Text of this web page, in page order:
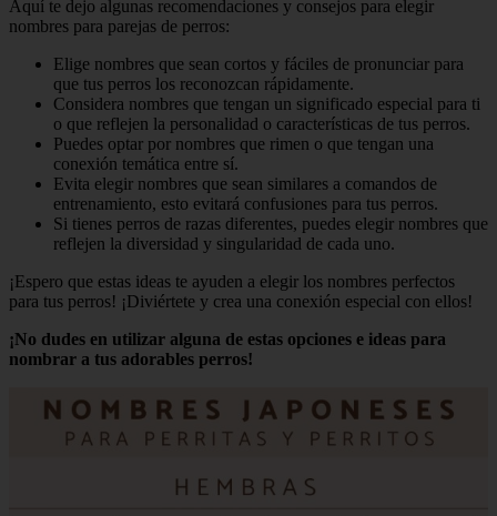
Aquí te dejo algunas recomendaciones y consejos para elegir
nombres para parejas de perros:
Elige nombres que sean cortos y fáciles de pronunciar para
que tus perros los reconozcan rápidamente.
Considera nombres que tengan un significado especial para ti
o que reflejen la personalidad o características de tus perros.
Puedes optar por nombres que rimen o que tengan una
conexión temática entre sí.
Evita elegir nombres que sean similares a comandos de
entrenamiento, esto evitará confusiones para tus perros.
Si tienes perros de razas diferentes, puedes elegir nombres que
reflejen la diversidad y singularidad de cada uno.
¡Espero que estas ideas te ayuden a elegir los nombres perfectos
para tus perros! ¡Diviértete y crea una conexión especial con ellos!
¡No dudes en utilizar alguna de estas opciones e ideas para
nombrar a tus adorables perros!